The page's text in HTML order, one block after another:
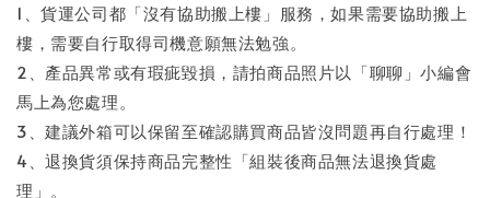
1、貨運公司都「沒有協助搬上樓」服務，如果需要協助搬上
樓，需要自行取得司機意願無法勉強。
2、產品異常或有瑕疵毀損，請拍商品照片以「聊聊」小編會
馬上為您處理。
3、建議外箱可以保留至確認購買商品皆沒問題再自行處理！
4、退換貨須保持商品完整性「組裝後商品無法退換貨處
理」。